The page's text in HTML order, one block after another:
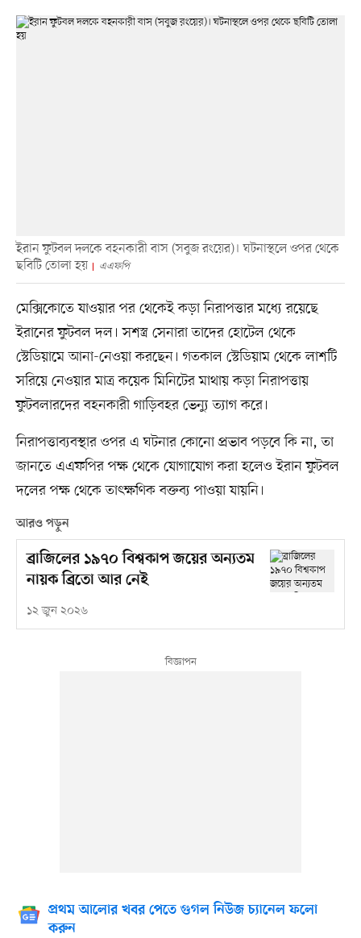
ইরান ফুটবল দলকে বহনকারী বাস (সবুজ রংয়ের)। ঘটনাস্থলে ওপর থেকে
ছবিটি তোলা হয়
এএফপি
মেক্সিকোতে যাওয়ার পর থেকেই কড়া নিরাপত্তার মধ্যে রয়েছে
ইরানের ফুটবল দল। সশস্ত্র সেনারা তাদের হোটেল থেকে
স্টেডিয়ামে আনা-নেওয়া করছেন। গতকাল স্টেডিয়াম থেকে লাশটি
সরিয়ে নেওয়ার মাত্র কয়েক মিনিটের মাথায় কড়া নিরাপত্তায়
ফুটবলারদের বহনকারী গাড়িবহর ভেন্যু ত্যাগ করে।
নিরাপত্তাব্যবস্থার ওপর এ ঘটনার কোনো প্রভাব পড়বে কি না, তা
জানতে এএফপির পক্ষ থেকে যোগাযোগ করা হলেও ইরান ফুটবল
দলের পক্ষ থেকে তাৎক্ষণিক বক্তব্য পাওয়া যায়নি।
আরও পড়ুন
ব্রাজিলের ১৯৭০ বিশ্বকাপ জয়ের অন্যতম
নায়ক ব্রিতো আর নেই
১২ জুন ২০২৬
প্রথম আলোর খবর পেতে গুগল নিউজ চ্যানেল ফলো
করুন